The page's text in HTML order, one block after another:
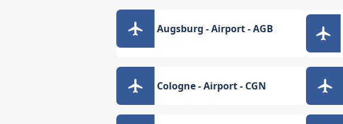
Augsburg - Airport - AGB
Cologne - Airport - CGN